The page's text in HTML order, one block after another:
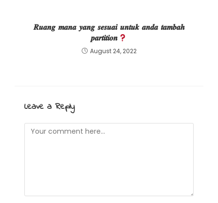
𝑹𝒖𝒂𝒏𝒈 𝒎𝒂𝒏𝒂 𝒚𝒂𝒏𝒈 𝒔𝒆𝒔𝒖𝒂𝒊 𝒖𝒏𝒕𝒖𝒌 𝒂𝒏𝒅𝒂 𝒕𝒂𝒎𝒃𝒂𝒉
𝒑𝒂𝒓𝒕𝒊𝒕𝒊𝒐𝒏
August 24, 2022
Leave a Reply